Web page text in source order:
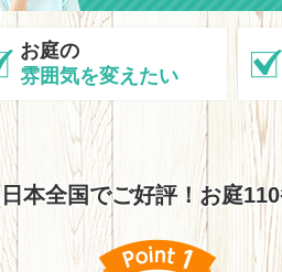
お庭の
雰囲気を変えたい
日本全国でご好評！お庭